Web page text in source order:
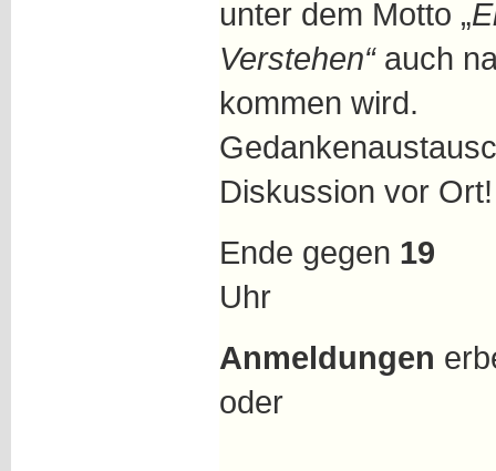
unter dem Motto „
Verstehen“
kommen
Diskussion vor
Ende gegen 19
Anmeldungen